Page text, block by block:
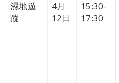
濕地遊
蹤
4月
12日
15:30-
17:30